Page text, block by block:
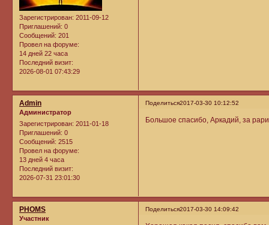
Зарегистрирован: 2011-09-12
Приглашений: 0
Сообщений: 201
Провел на форуме:
14 дней 22 часа
Последний визит:
2026-08-01 07:43:29
Поделиться2017-03-30 10:12:52
Admin
Администратор
Зарегистрирован: 2011-01-18
Приглашений: 0
Сообщений: 2515
Провел на форуме:
13 дней 4 часа
Последний визит:
2026-07-31 23:01:30
Большое спасибо, Аркадий, за
Поделиться2017-03-30 14:09:42
PHOMS
Участник